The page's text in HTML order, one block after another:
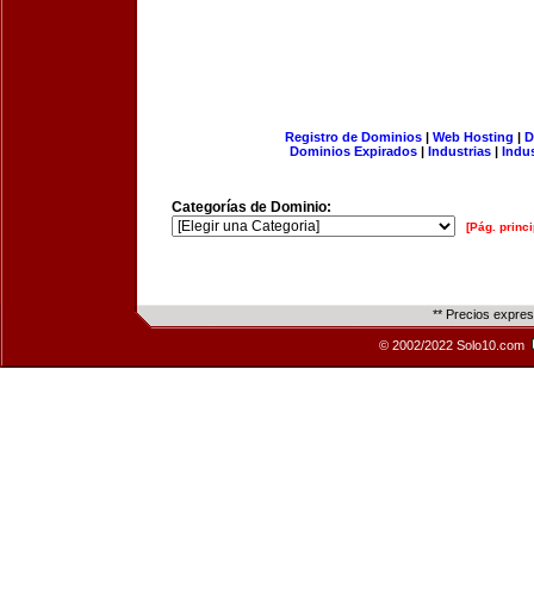
Registro de Dominios| Web Hosting |
Dominios Expirados | Industrias |
Categorías de Dominio:
[Pág.
** Precios
© 2002/2022 Solo10.com